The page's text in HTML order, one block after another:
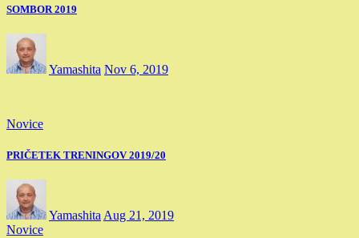
SOMBOR 2019
Yamashita Nov 6, 2019
Novice
PRIČETEK TRENINGOV 2019/20
Yamashita Aug 21, 2019
Novice